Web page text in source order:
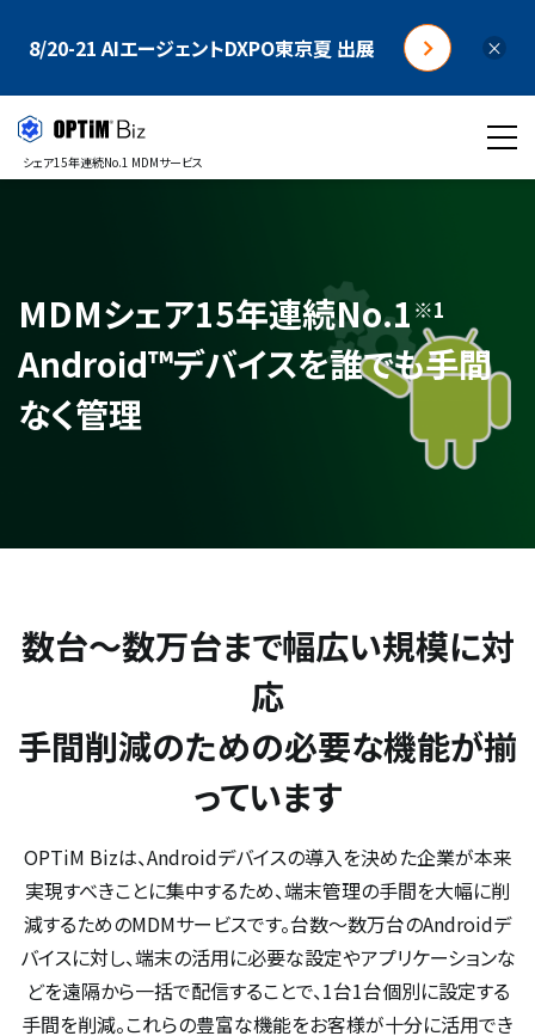
8/20-21 AIエージェントDXPO東京夏 出展 ×
シェア15年連続No.1 MDMサービス
MDMシェア15年連続No.1 ※1
Android™デバイスを誰でも手間
なく管理
数台～数万台まで幅広い規模に対
応​
手間削減のための必要な機能が揃
っています​
OPTiM Bizは、Androidデバイスの導入を決めた企業が本来
実現すべきことに集中するため、端末管理の手間を大幅に削
減するためのMDMサービスです。台数〜数万台のAndroidデ
バイスに対し、端末の活用に必要な設定やアプリケーションな
どを遠隔から一括で配信することで、1台1台個別に設定する
手間を削減。これらの豊富な機能をお客様が十分に活用でき